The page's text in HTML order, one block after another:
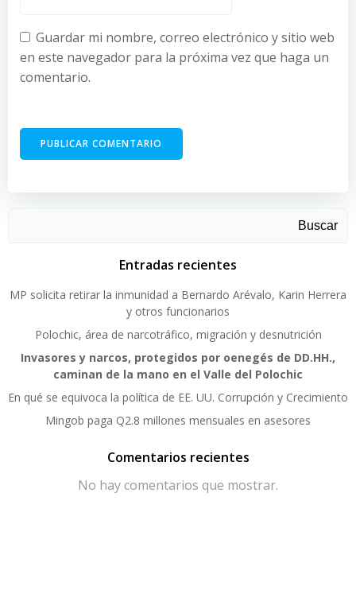
Guardar mi nombre, correo electrónico y sitio web
en este navegador para la próxima vez que haga un
comentario.
Buscar
Entradas recientes
MP solicita retirar la inmunidad a Bernardo Arévalo, Karin Herrera
y otros funcionarios
Polochic, área de narcotráfico, migración y desnutrición
Invasores y narcos, protegidos por oenegés de DD.HH.,
caminan de la mano en el Valle del Polochic
En qué se equivoca la política de EE. UU. Corrupción y Crecimiento
Mingob paga Q2.8 millones mensuales en asesores
Comentarios recientes
No hay comentarios que mostrar.